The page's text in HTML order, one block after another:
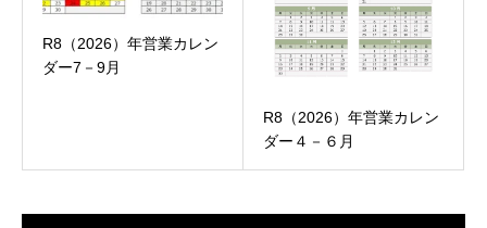
R8（2026）年営業カレン
ダー7－9月
R8（2026）年営業カレン
ダー４－６月